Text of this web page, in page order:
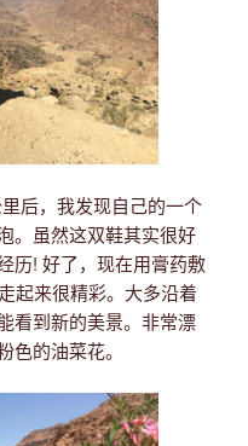
后，我发现自己的一个
。虽然这双鞋其实很好
历! 好了，现在用膏药敷
起来很精彩。大多沿着
看到新的美景。非常漂
色的油菜花。